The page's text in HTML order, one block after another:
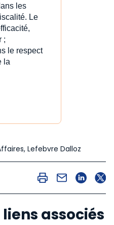
les
Le
;
le respect
la
Lefebvre Dalloz
associés